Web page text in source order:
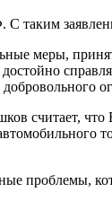
таким
меры,
считает, что
проблемы,